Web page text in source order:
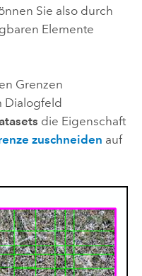
Sie also durch
Elemente
Grenzen
Dialogfeld
die Eigenschaft
zuschneiden auf